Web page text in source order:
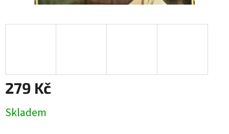
279 Kč
cena:
Skladem